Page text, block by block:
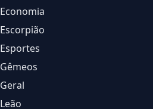
Economia
Escorpião
Esportes
Gêmeos
Geral
Leão